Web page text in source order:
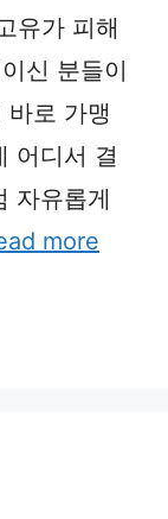
유가 피해
신 분들이
바로 가맹
어디서 결
자유롭게
more